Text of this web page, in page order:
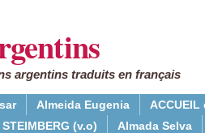
argentins traduits en français
Almeida Eugenia
ACCUEIL
(v.o)
Almada Selva